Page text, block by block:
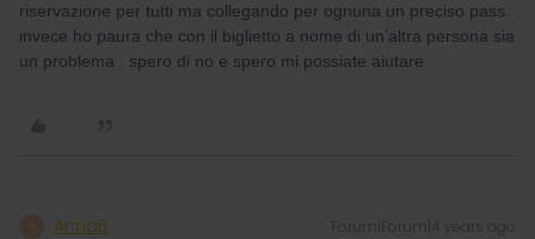
riservazione per tutti ma collegando per ognuna un preciso pass.
invece ho paura che con il biglietto a nome di un’altra persona sia
un problema . spero di no e spero mi possiate aiutare
AnnaB Forum|Forum|4 years ago